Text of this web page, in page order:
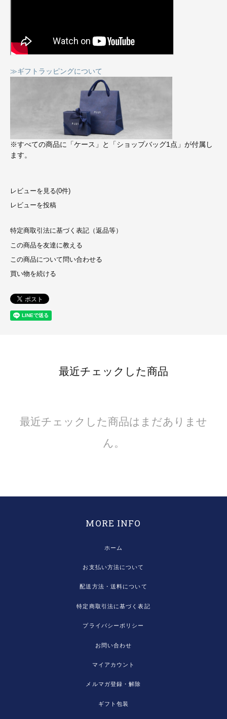
≫ギフトラッピングについて
※すべての商品に「ケース」と「ショップバッグ1点」が付属し
ます。
レビューを見る(0件)
レビューを投稿
特定商取引法に基づく表記（返品等）
この商品を友達に教える
この商品について問い合わせる
買い物を続ける
最近チェックした商品
最近チェックした商品はまだありませ
ん。
MORE INFO
ホーム
お支払い方法について
配送方法・送料について
特定商取引法に基づく表記
プライバシーポリシー
お問い合わせ
マイアカウント
メルマガ登録・解除
ギフト包装